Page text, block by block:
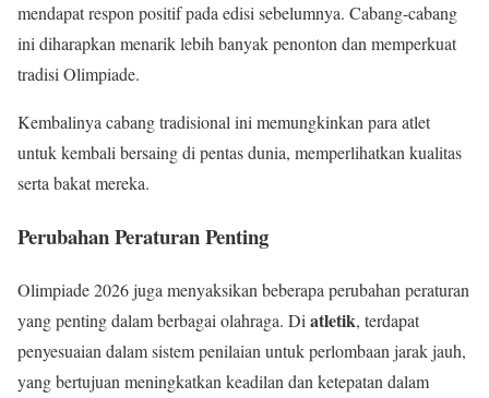
mendapat respon positif pada edisi sebelumnya. Cabang-cabang
ini diharapkan menarik lebih banyak penonton dan memperkuat
tradisi Olimpiade.
Kembalinya cabang tradisional ini memungkinkan para atlet
untuk kembali bersaing di pentas dunia, memperlihatkan kualitas
serta bakat mereka.
Perubahan Peraturan Penting
Olimpiade 2026 juga menyaksikan beberapa perubahan peraturan
yang penting dalam berbagai olahraga. Di atletik, terdapat
penyesuaian dalam sistem penilaian untuk perlombaan jarak jauh,
yang bertujuan meningkatkan keadilan dan ketepatan dalam